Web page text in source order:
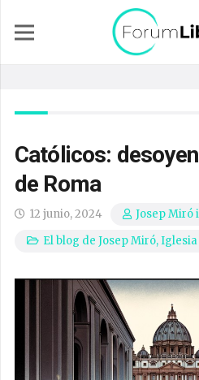
Católicos:
de Roma
12 junio, 2024
Josep Miró
El blog de Josep Miró,Iglesia